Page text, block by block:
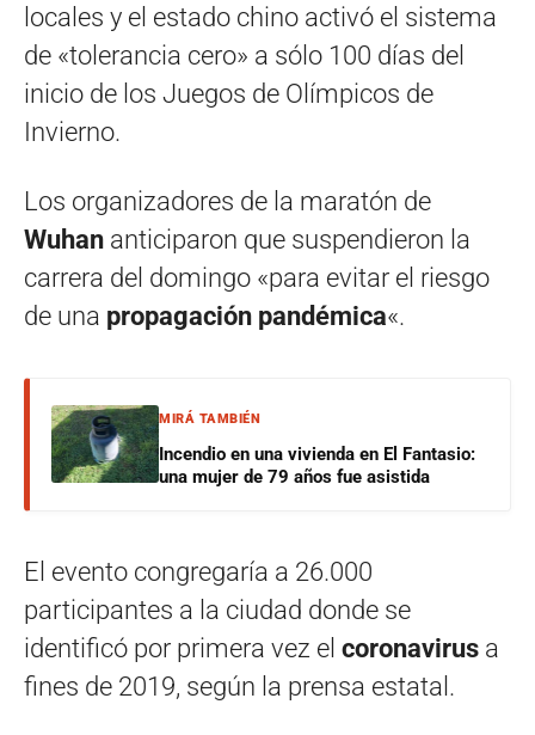
locales y el estado chino activó el sistema
de «tolerancia cero» a sólo 100 días del
inicio de los Juegos de Olímpicos de
Invierno.
Los organizadores de la maratón de
Wuhan anticiparon que suspendieron la
carrera del domingo «para evitar el riesgo
de una propagación pandémica«.
MIRÁ TAMBIÉN
Incendio en una vivienda en El Fantasio:
una mujer de 79 años fue asistida
El evento congregaría a 26.000
participantes a la ciudad donde se
identificó por primera vez el coronavirus a
fines de 2019, según la prensa estatal.